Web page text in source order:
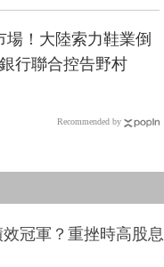
場！大陸索力鞋業倒
行聯合控告野村
Recommended by
冠軍？重挫時高股息